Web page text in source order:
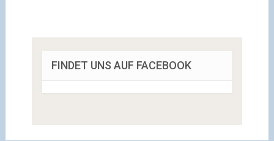
FINDET UNS AUF FACEBOOK